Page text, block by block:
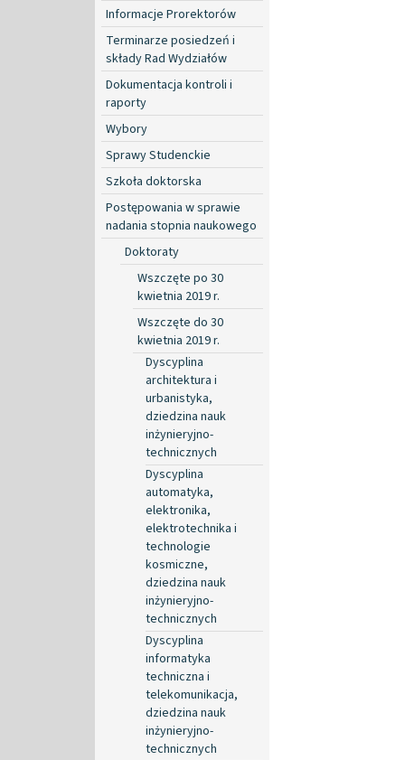
Informacje Prorektorów
Terminarze posiedzeń i
składy Rad Wydziałów
Dokumentacja kontroli i
raporty
Wybory
Sprawy Studenckie
Szkoła doktorska
Postępowania w sprawie
nadania stopnia naukowego
Doktoraty
Wszczęte po 30
kwietnia 2019 r.
Wszczęte do 30
kwietnia 2019 r.
Dyscyplina
architektura i
urbanistyka,
dziedzina nauk
inżynieryjno-
technicznych
Dyscyplina
automatyka,
elektronika,
elektrotechnika i
technologie
kosmiczne,
dziedzina nauk
inżynieryjno-
technicznych
Dyscyplina
informatyka
techniczna i
telekomunikacja,
dziedzina nauk
inżynieryjno-
technicznych